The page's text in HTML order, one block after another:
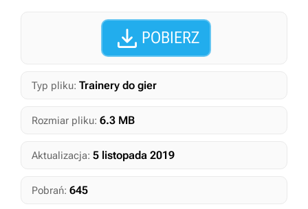
 POBIERZ
Typ pliku: Trainery do gier
Rozmiar pliku: 6.3 MB
Aktualizacja: 5 listopada 2019
Pobrań: 645